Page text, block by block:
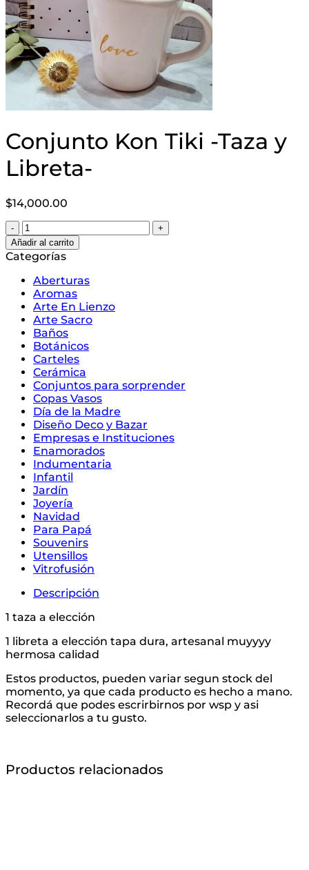
Conjunto Kon Tiki -Taza y
Libreta-
$14,000.00
Conjunto
Kon
Tiki
Taza
y
Libreta-
cantidad
Añadir al carrito
Categorías
Aberturas
Aromas
Arte En Lienzo
Arte Sacro
Baños
Botánicos
Carteles
Cerámica
Conjuntos para sorprender
Copas Vasos
Día de la Madre
Diseño Deco y Bazar
Empresas e Instituciones
Enamorados
Indumentaria
Infantil
Jardín
Joyería
Navidad
Para Papá
Souvenirs
Utensillos
Vitrofusión
Descripción
1 taza a elección
1 libreta a elección tapa dura, artesanal muyyyy
hermosa calidad
Estos productos, pueden variar segun stock del
momento, ya que cada producto es hecho a mano.
Recordá que podes escrirbirnos por wsp y asi
seleccionarlos a tu gusto.
Productos relacionados